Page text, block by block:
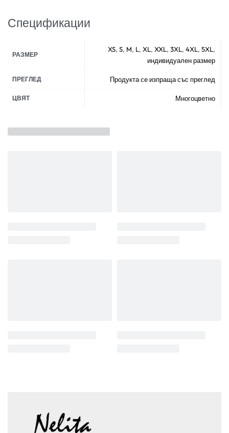
Спецификации
РАЗМЕР
XS, S, M, L, XL, XXL, 3XL, 4XL, 5XL,
индивидуален размер
ПРЕГЛЕД Продукта се изпраща със преглед
ЦВЯТ Многоцветно